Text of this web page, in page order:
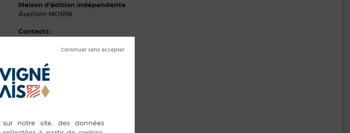
Maison d'édition indépendante
Aurélien MORIN
Contacts :
morin@editionsdouces.fr